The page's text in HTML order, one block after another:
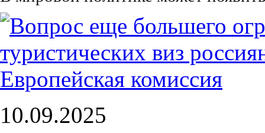
10.09.2025